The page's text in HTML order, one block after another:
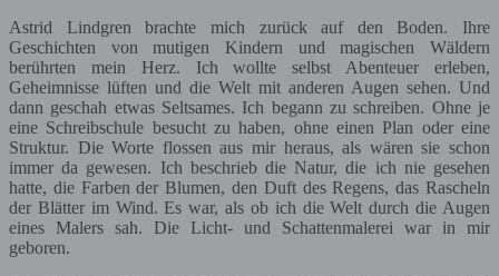
Astrid Lindgren brachte mich zurück auf den Boden. Ihre
Geschichten von mutigen Kindern und magischen Wäldern
berührten mein Herz. Ich wollte selbst Abenteuer erleben,
Geheimnisse lüften und die Welt mit anderen Augen sehen. Und
dann geschah etwas Seltsames. Ich begann zu schreiben. Ohne je
eine Schreibschule besucht zu haben, ohne einen Plan oder eine
Struktur. Die Worte flossen aus mir heraus, als wären sie schon
immer da gewesen. Ich beschrieb die Natur, die ich nie gesehen
hatte, die Farben der Blumen, den Duft des Regens, das Rascheln
der Blätter im Wind. Es war, als ob ich die Welt durch die Augen
eines Malers sah. Die Licht- und Schattenmalerei war in mir
geboren.